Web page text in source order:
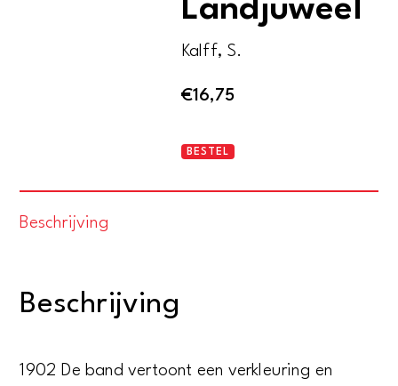
Landjuweel
Kalff, S.
€16,75
Oost-
BESTEL
Beschrijving
Beschrijving
1902 De band vertoont een verkleuring en